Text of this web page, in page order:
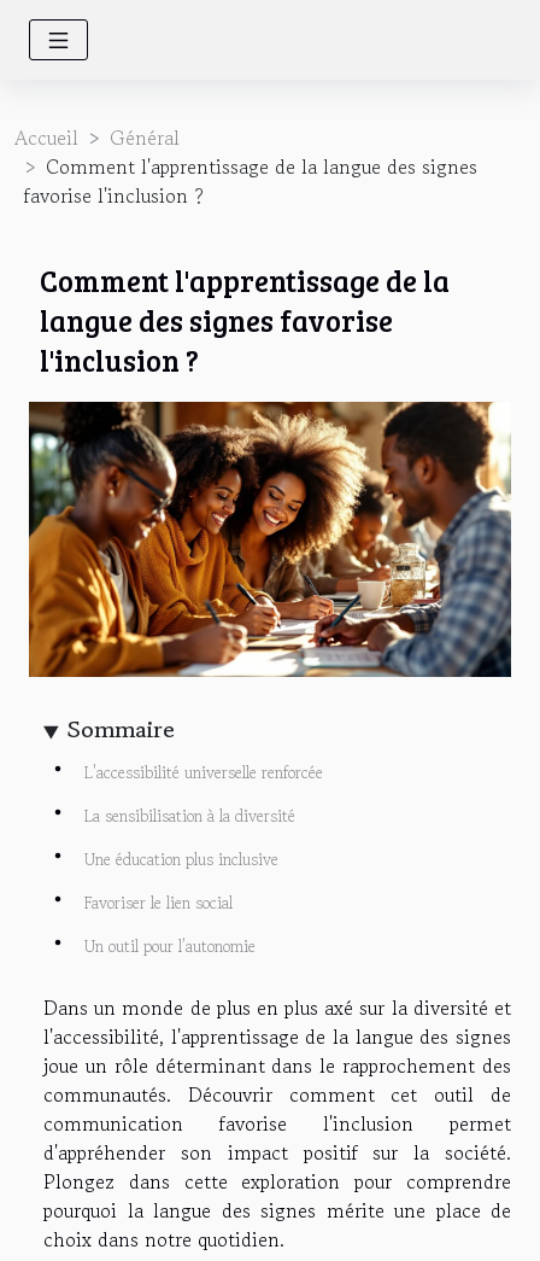
Accueil
Général
Comment l'apprentissage de la langue des signes
favorise l'inclusion ?
Comment l'apprentissage de la
langue des signes favorise
l'inclusion ?
Sommaire
L'accessibilité universelle renforcée
La sensibilisation à la diversité
Une éducation plus inclusive
Favoriser le lien social
Un outil pour l’autonomie
Dans un monde de plus en plus axé sur la diversité et
l'accessibilité, l'apprentissage de la langue des signes
joue un rôle déterminant dans le rapprochement des
communautés. Découvrir comment cet outil de
communication favorise l'inclusion permet
d'appréhender son impact positif sur la société.
Plongez dans cette exploration pour comprendre
pourquoi la langue des signes mérite une place de
choix dans notre quotidien.